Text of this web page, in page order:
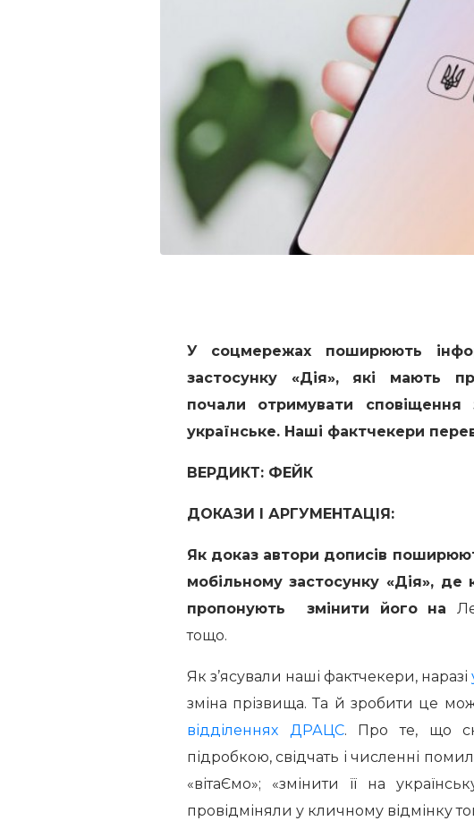
У соцмережах поширюють
застосунку «Дія», які мають
почали отримувати
українське. Наші фактчекери
ВЕРДИКТ: ФЕЙК
ДОКАЗИ І АРГУМЕНТАЦІЯ:
Як доказ автори дописів
мобільному застосунку «Дія», де
пропонують змінити його на
тощо.
Як з’ясували наші фактчекери, наразі
зміна прізвища. Та й зробити це
відділеннях ДРАЦС. Про те, що
підробкою, свідчать і численні
«вітаЄмо»; «змінити її на
провідміняли у кличному відмінку